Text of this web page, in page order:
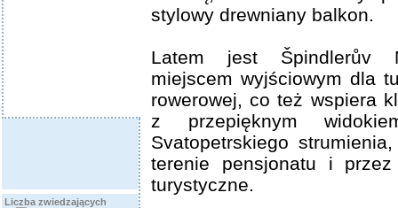
Liczba zwiedzających
stylowy drewniany balkon.
Latem jest Špindlerův
miejscem wyjściowym dla
rowerowej, co też wspiera
z przepięknym
Svatopetrskiego
terenie pensjonatu i przez
turystyczne.